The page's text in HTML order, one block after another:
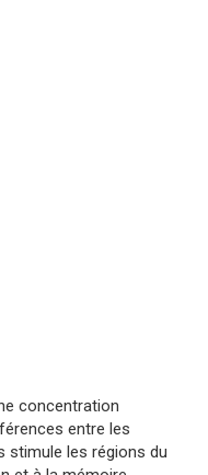
concentration
entre les
stimule les régions du